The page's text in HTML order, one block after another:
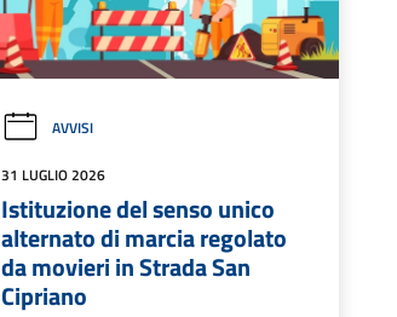
AVVISI
31 LUGLIO 2026
Istituzione del senso unico
alternato di marcia regolato
da movieri in Strada San
Cipriano